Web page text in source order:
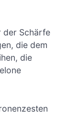
der Schärfe
die dem
die